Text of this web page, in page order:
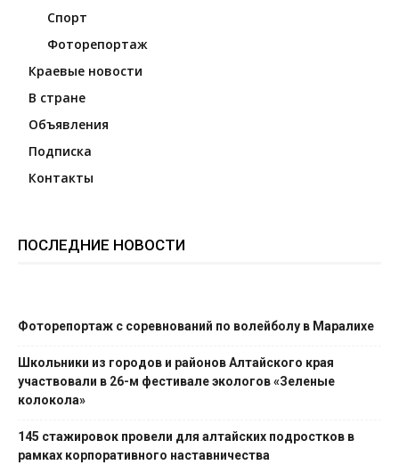
Спорт
Фоторепортаж
Краевые новости
В стране
Объявления
Подписка
Контакты
ПОСЛЕДНИЕ НОВОСТИ
Фоторепортаж с соревнований по волейболу в Маралихе
Школьники из городов и районов Алтайского края
участвовали в 26-м фестивале экологов «Зеленые
колокола»
145 стажировок провели для алтайских подростков в
рамках корпоративного наставничества